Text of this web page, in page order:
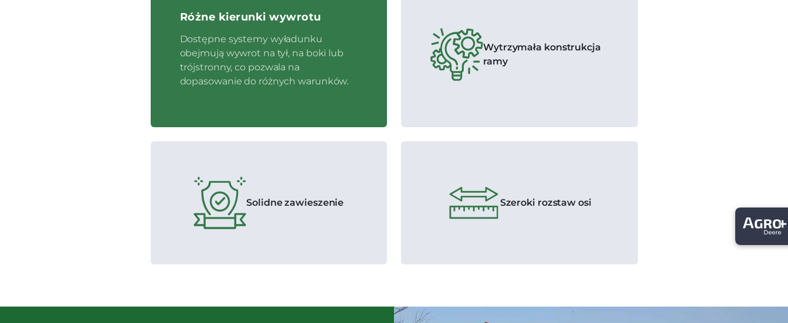
Różne kierunki wywrotu
Dostępne systemy wyładunku
obejmują wywrot na tył, na boki lub
trójstronny, co pozwala na
dopasowanie do różnych warunków.
Wytrzymała konstrukcja
ramy
Solidne zawieszenie Szeroki rozstaw osi